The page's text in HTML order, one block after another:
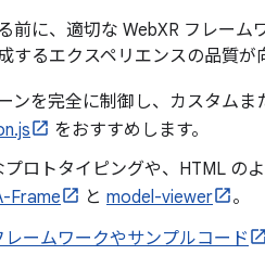
前に、適切な WebXR フレー
するエクスペリエンスの品質が
ンを完全に制御し、カスタムま
をおすすめします。
プロトタイピングや、HTML の
Frame と model-viewer
。
レームワークやサンプルコード